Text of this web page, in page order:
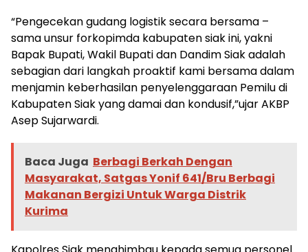
“Pengecekan gudang logistik secara bersama –
sama unsur forkopimda kabupaten siak ini, yakni
Bapak Bupati, Wakil Bupati dan Dandim Siak adalah
sebagian dari langkah proaktif kami bersama dalam
menjamin keberhasilan penyelenggaraan Pemilu di
Kabupaten Siak yang damai dan kondusif,”ujar AKBP
Asep Sujarwardi.
Baca Juga Berbagi Berkah Dengan
Masyarakat, Satgas Yonif 641/Bru Berbagi
Makanan Bergizi Untuk Warga Distrik
Kurima